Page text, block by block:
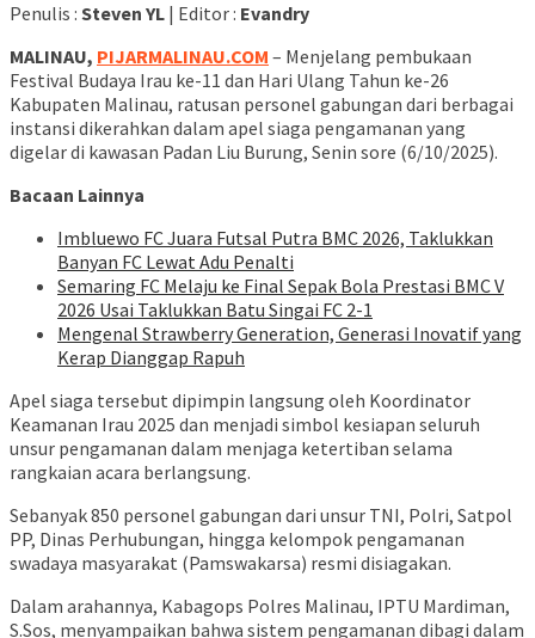
Penulis : Steven YL | Editor : Evandry
MALINAU, PIJARMALINAU.COM – Menjelang pembukaan
Festival Budaya Irau ke-11 dan Hari Ulang Tahun ke-26
Kabupaten Malinau, ratusan personel gabungan dari berbagai
instansi dikerahkan dalam apel siaga pengamanan yang
digelar di kawasan Padan Liu Burung, Senin sore (6/10/2025).
Bacaan Lainnya
Imbluewo FC Juara Futsal Putra BMC 2026, Taklukkan
Banyan FC Lewat Adu Penalti
Semaring FC Melaju ke Final Sepak Bola Prestasi BMC V
2026 Usai Taklukkan Batu Singai FC 2-1
Mengenal Strawberry Generation, Generasi Inovatif yang
Kerap Dianggap Rapuh
Apel siaga tersebut dipimpin langsung oleh Koordinator
Keamanan Irau 2025 dan menjadi simbol kesiapan seluruh
unsur pengamanan dalam menjaga ketertiban selama
rangkaian acara berlangsung.
Sebanyak 850 personel gabungan dari unsur TNI, Polri, Satpol
PP, Dinas Perhubungan, hingga kelompok pengamanan
swadaya masyarakat (Pamswakarsa) resmi disiagakan.
Dalam arahannya, Kabagops Polres Malinau, IPTU Mardiman,
S.Sos, menyampaikan bahwa sistem pengamanan dibagi dalam